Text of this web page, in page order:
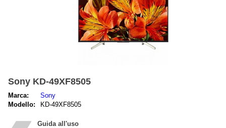
Sony KD-49XF8505
Marca:
Sony
Modello:
KD-49XF8505
Guida all'uso